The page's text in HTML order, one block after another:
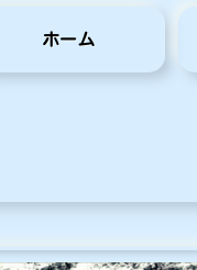
ホーム